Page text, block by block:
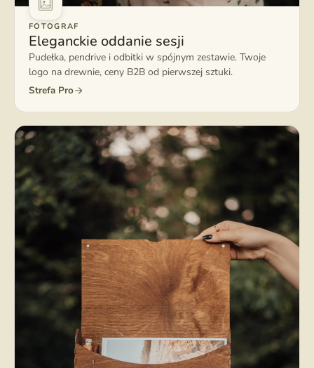
FOTOGRAF
Eleganckie oddanie sesji
Pudełka, pendrive i odbitki w spójnym zestawie. Twoje
logo na drewnie, ceny B2B od pierwszej sztuki.
Strefa Pro